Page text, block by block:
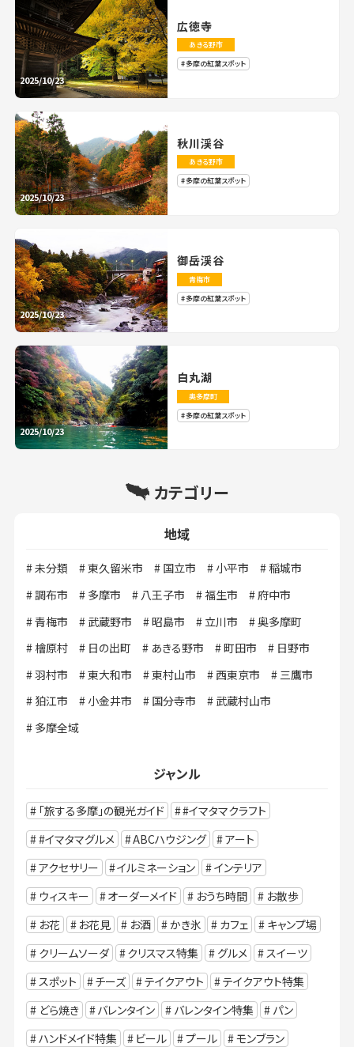
2025/10/23
広徳寺
あきる野市
多摩の紅葉スポット
2025/10/23
秋川渓谷
あきる野市
多摩の紅葉スポット
2025/10/23
御岳渓谷
青梅市
多摩の紅葉スポット
2025/10/23
白丸湖
奥多摩町
多摩の紅葉スポット
カテゴリー
地域
未分類 東久留米市 国立市 小平市
稲城市
調布市
多摩市 八王子市 福生市
府中市
青梅市
武蔵野市 昭島市 立川市
奥多摩町
檜原村
日の出町 あきる野市 町田市
日野市
羽村市
東大和市 東村山市 西東京市
三鷹市
狛江市
小金井市 国分寺市
武蔵村山市
多摩全域
ジャンル
「旅する多摩」の観光ガイド
#イマタマクラフト
#イマタマグルメ
ABCハウジング
アート
アクセサリー
イルミネーション
インテリア
ウィスキー
オーダーメイド おうち時間
お散歩
お花
お花見 お酒 かき氷 カフェ
キャンプ場
クリームソーダ
クリスマス特集 グルメ
スイーツ
スポット
チーズ テイクアウト
テイクアウト特集
どら焼き
バレンタイン バレンタイン特集
パン
ハンドメイド特集
ビール プール
モンブラン